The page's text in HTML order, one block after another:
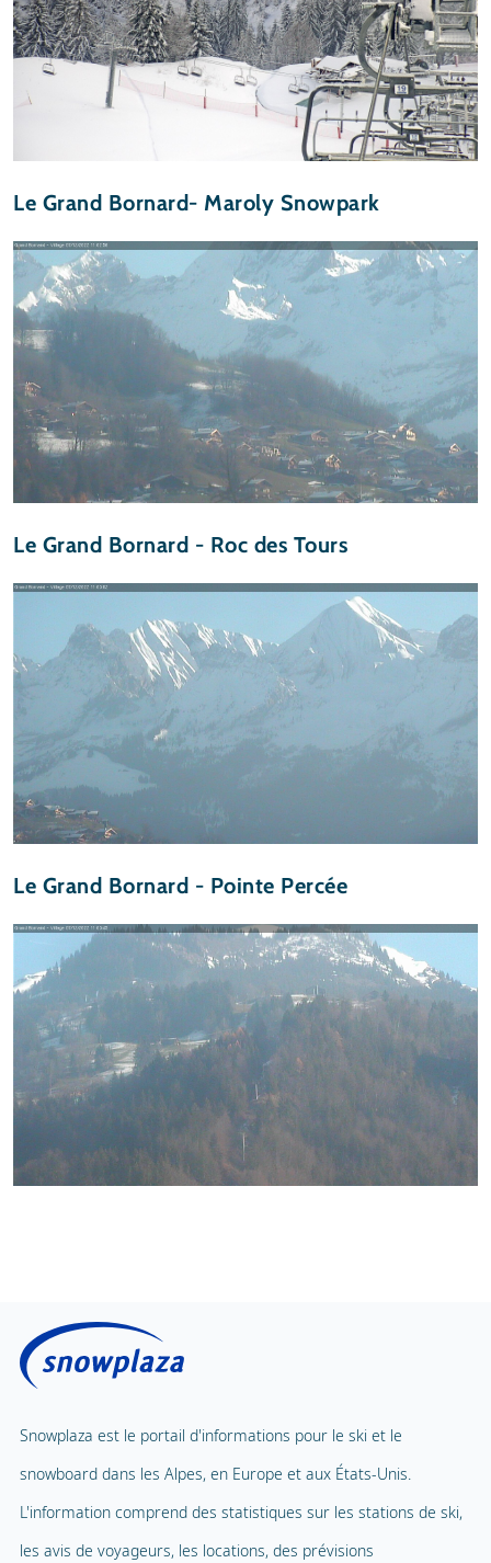
Le Grand Bornard- Maroly Snowpark
Le Grand Bornard - Roc des Tours
Le Grand Bornard - Pointe Percée
Snowplaza est le portail d'informations pour le ski et le
snowboard dans les Alpes, en Europe et aux États-Unis.
L'information comprend des statistiques sur les stations de ski,
les avis de voyageurs, les locations, des prévisions